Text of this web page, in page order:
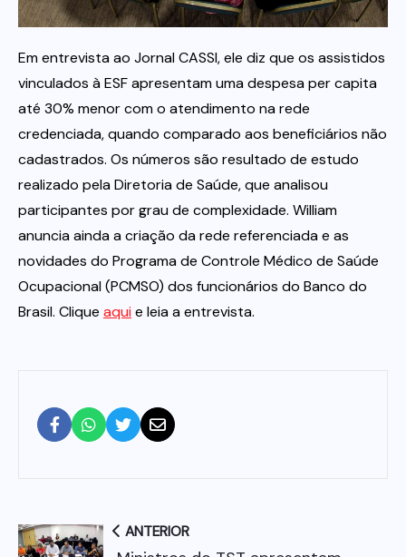
Financeiras e Cooperativas
Em entrevista ao Jornal CASSI, ele diz que os assistidos
vinculados à ESF apresentam uma despesa per capita
até 30% menor com o atendimento na rede
credenciada, quando comparado aos beneficiários não
cadastrados. Os números são resultado de estudo
realizado pela Diretoria de Saúde, que analisou
participantes por grau de complexidade. William
anuncia ainda a criação da rede referenciada e as
novidades do Programa de Controle Médico de Saúde
Ocupacional (PCMSO) dos funcionários do Banco do
Brasil. Clique aqui e leia a entrevista.
ANTERIOR